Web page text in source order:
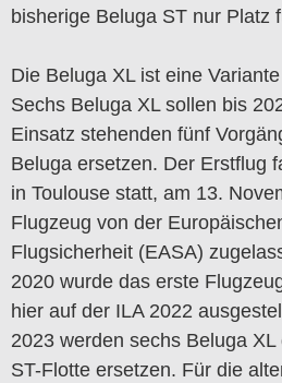
bisherige Beluga ST nur Platz
Die Beluga XL ist eine
Sechs Beluga XL sollen bis
Einsatz stehenden fünf
Beluga ersetzen. Der Erstflug
in Toulouse statt, am 13.
Flugzeug von der
Flugsicherheit (EASA)
2020 wurde das erste
hier auf der ILA 2022
2023 werden sechs Beluga
ST-Flotte ersetzen. Für die